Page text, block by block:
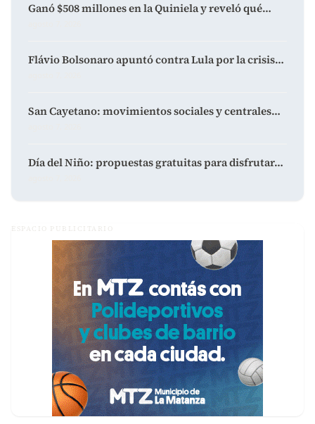
Ganó $508 millones en la Quiniela y reveló qué…
Flávio Bolsonaro apuntó contra Lula por la crisis…
San Cayetano: movimientos sociales y centrales…
Día del Niño: propuestas gratuitas para disfrutar…
ESPACIO PUBLICITARIO